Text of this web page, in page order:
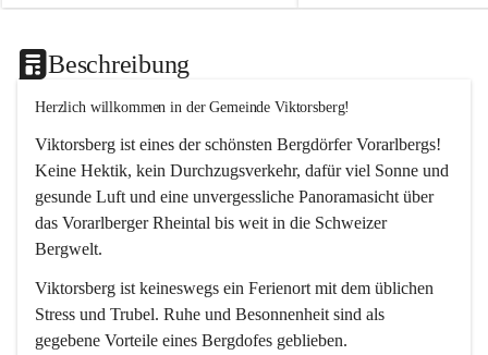
Beschreibung
Herzlich willkommen in der Gemeinde Viktorsberg!
Viktorsberg ist eines der schönsten Bergdörfer Vorarlbergs!
Keine Hektik, kein Durchzugsverkehr, dafür viel Sonne und
gesunde Luft und eine unvergessliche Panoramasicht über
das Vorarlberger Rheintal bis weit in die Schweizer
Bergwelt.
Viktorsberg ist keineswegs ein Ferienort mit dem üblichen
Stress und Trubel. Ruhe und Besonnenheit sind als
gegebene Vorteile eines Bergdofes geblieben.